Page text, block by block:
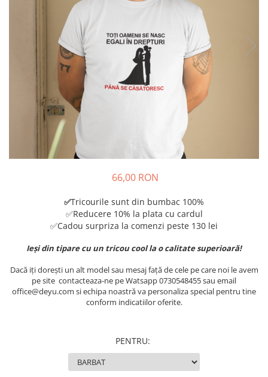
Tricouri Azi esti Tanar si maine...
Tricouri Motivationale
Tricouri Mamici
Tricouri Pensionari
Tricouri Animalute
Tricouri Stari
Tricouri Gameri
Tricouri Mesaje Virale
66,00 RON
✅Tricourile sunt din bumbac 100%
✅Reducere 10% la plata cu cardul
✅Cadou surpriza la comenzi peste 130 lei
Ieși din tipare cu un tricou cool la o calitate superioară!
Dacă iți dorești un alt model sau mesaj față de cele pe care noi le avem
pe site contacteaza-ne pe Watsapp 0730548455 sau email
office@deyu.com si echipa noastră va personaliza special pentru tine
conform indicatiilor oferite.
PENTRU: